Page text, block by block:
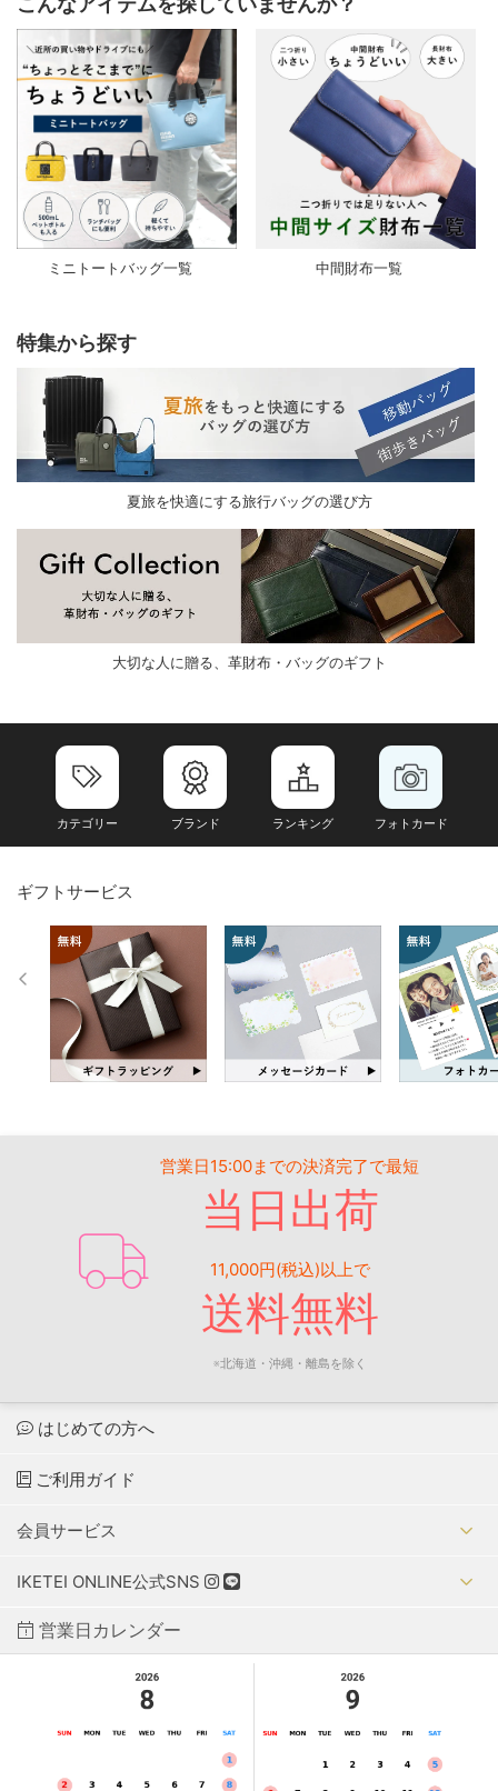
ミニトートバッグ一覧 中間財布一覧
特集から探す
夏旅を快適にする旅行バッグの選び方
大切な人に贈る、革財布・バッグのギフト
カテゴリー ブランド ランキング フォトカード
ギフトサービス
営業日15:00までの決済完了で最短
当日出荷
11,000円(税込)以上で
送料無料
※北海道・沖縄・離島を除く
はじめての方へ
ご利用ガイド
会員サービス
IKETEI ONLINE公式SNS
営業日カレンダー